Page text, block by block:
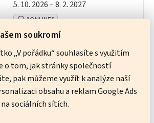
soukromí
„V pořádku“ souhlasíte s využitím
o tom, jak stránky společností
pak můžeme využít k analýze naší
obsahu a reklam Google Ads
sociálních sítích.
5. 10. 2026 – 8. 2. 2027
*ONLINE*
4 350 Kč